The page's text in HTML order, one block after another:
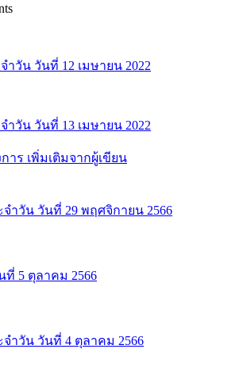
ำวัน วันที่ 12 เมษายน 2022
ำวัน วันที่ 13 เมษายน 2022
าร เพิ่มเติมจากผู้เขียน
ำวัน วันที่ 29 พฤศจิกายน 2566
ที่ 5 ตุลาคม 2566
จำวัน วันที่ 4 ตุลาคม 2566